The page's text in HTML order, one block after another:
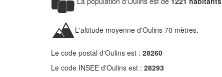
L'altitude moyenne d'Oulins 70 mètres.
Le code postal d'Oulins est : 28260
Le code INSEE d'Oulins est : 28293